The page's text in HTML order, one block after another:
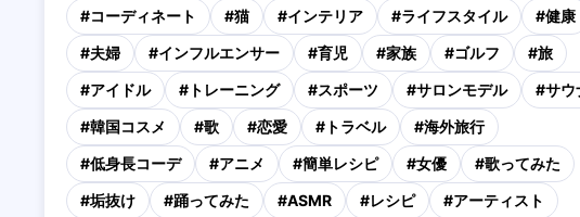
#コーディネート #猫 #インテリア #ライフスタイル #健康
#夫婦 #インフルエンサー #育児 #家族 #ゴルフ #旅
#アイドル # トレーニング #スポーツ #サロンモデル #サウ
#韓国コスメ #歌 #恋愛 # トラベル #海外旅行
#低身長コーデ #アニメ #簡単レシピ #女優 #歌ってみた
#垢抜け #踊ってみた #ASMR #レシピ #アーティスト